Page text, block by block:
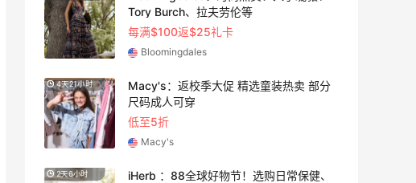
Tory Burch、拉夫劳伦等
每满$100返$25礼卡
Bloomingdales
4天21小时
Macy's：返校季大促 精选童装热卖 部分
尺码成人可穿
低至5折
Macy's
2天6小时
iHerb ：88全球好物节！选购日常保健、